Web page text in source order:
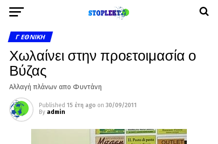
Γ ΕΘΝΙΚΉ
Χωλαίνει στην προετοιμασία ο
Βύζας
Αλλαγή πλάνων απο Φυντάνη
Published 15 έτη ago on 30/09/2011
By admin